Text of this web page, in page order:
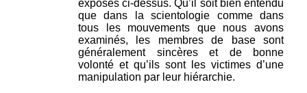
exposés ci-dessus. Qu’il soit bien entendu
que dans la scientologie comme dans
tous les mouvements que nous avons
examinés, les membres de base sont
généralement sincères et de bonne
volonté et qu’ils sont les victimes d’une
manipulation par leur hiérarchie.